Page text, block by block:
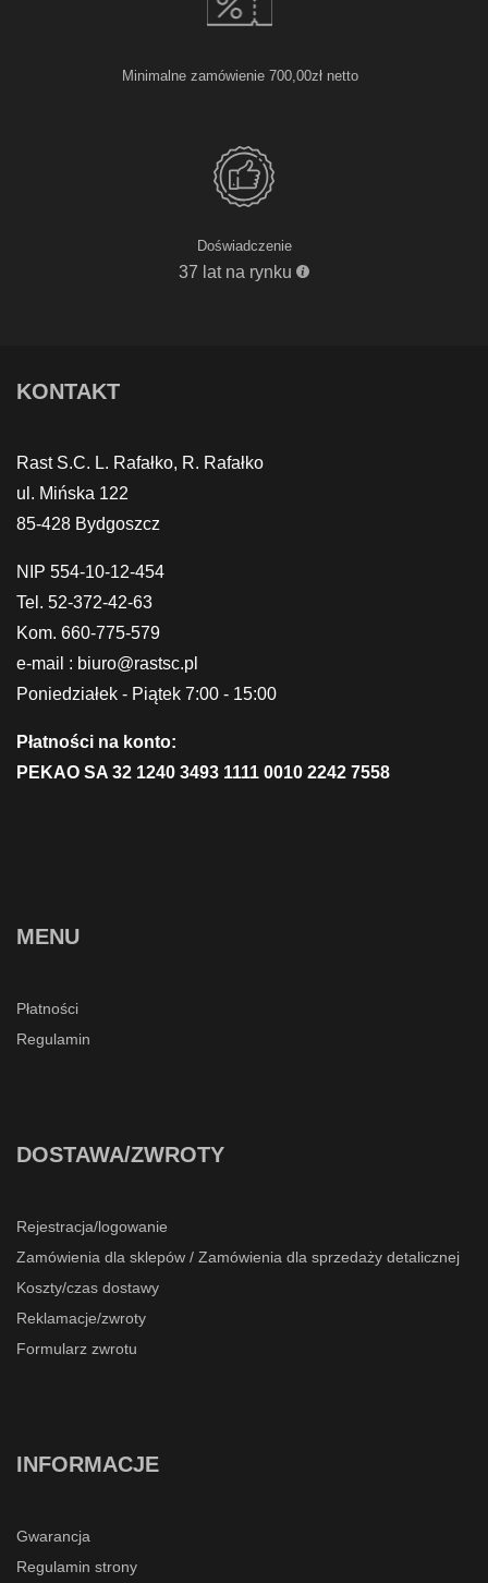
Minimalne zamówienie 700,00zł netto
Doświadczenie
37 lat na rynku
KONTAKT
Rast S.C. L. Rafałko, R. Rafałko
ul. Mińska 122
85-428 Bydgoszcz
NIP 554-10-12-454
Tel. 52-372-42-63
Kom. 660-775-579
e-mail : biuro@rastsc.pl
Poniedziałek - Piątek 7:00 - 15:00
Płatności na konto:
PEKAO SA 32 1240 3493 1111 0010 2242 7558
MENU
Płatności
Regulamin
DOSTAWA/ZWROTY
Rejestracja/logowanie
Zamówienia dla sklepów / Zamówienia dla sprzedaży detalicznej
Koszty/czas dostawy
Reklamacje/zwroty
Formularz zwrotu
INFORMACJE
Gwarancja
Regulamin strony